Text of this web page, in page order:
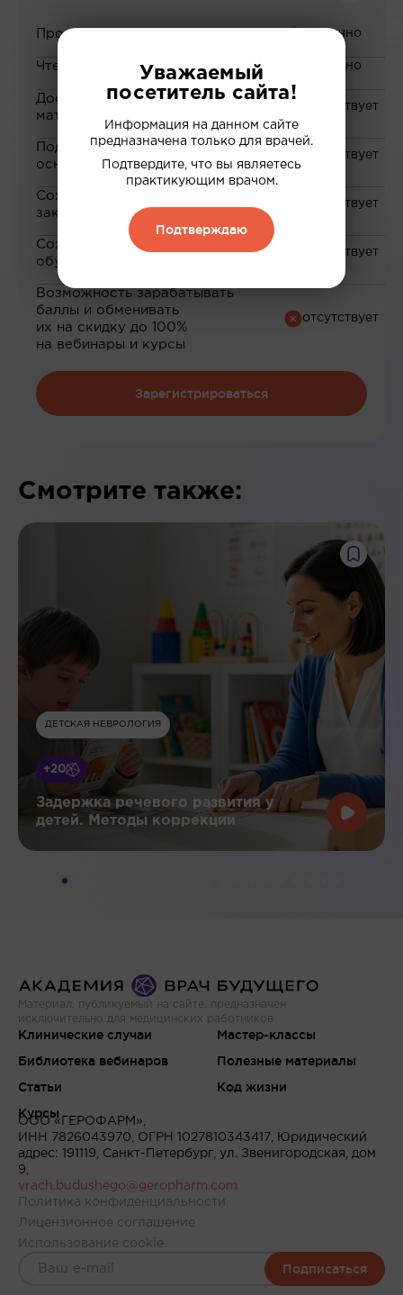
Просмотр вебинаров
Чтение статей
Доступ к закрытым
материалам
Подборка материалов на
основе ваших интересов
Сохранение материалов в
закладки
Сохранение прогресса по
обучению
Возможность зарабатывать
баллы и обменивать
их на скидку до 100%
на вебинары и курсы
Зарегистрироваться
Смотрите также:
ДЕТСКАЯ НЕВРОЛОГИЯ
+20
Задержка речевого развития у
детей. Методы коррекции
Материал, публикуемый на сайте, предназначен
исключительно для медицинских работников
Клинические случаи
Библиотека вебинаров
Статьи
Курсы
Мастер-классы
Полезные материалы
Код жизни
ООО «ГЕРОФАРМ»,
ИНН 7826043970, ОГРН 1027810343417, Юридический
адрес: 191119, Санкт-Петербург, ул. Звенигородская, дом
9,
vrach.budushego@geropharm.com
Политика конфиденциальности
Лицензионное соглашение
Использование cookie
Подписаться
Уважаемый
посетитель сайта!
Информация на данном сайте
предназначена только для врачей.
Подтвердите, что вы являетесь
практикующим врачом.
Подтверждаю